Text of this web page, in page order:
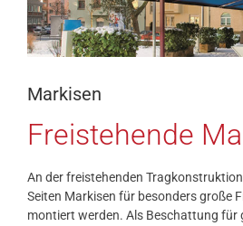
Markisen
Freistehende
An der freistehenden
Seiten Markisen für besonders große
montiert werden. Als Beschattung für